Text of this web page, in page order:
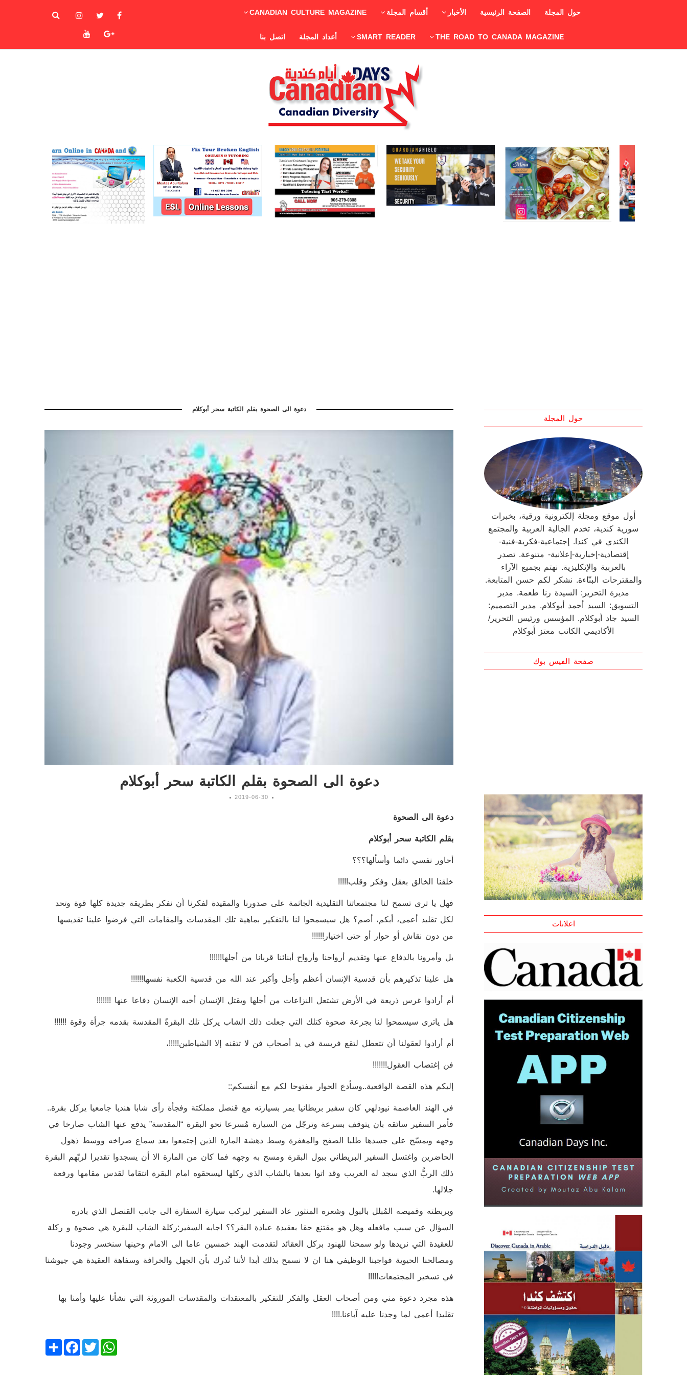
حول المجلة الصفحة الرئيسية الأخبار أقسام المجلة CANADIAN CULTURE MAGAZINE
THE ROAD TO CANADA MAGAZINE
SMART READER أعداد المجلة اتصل بنا
Facebook
Twitter
instagram
Goole+
دعوة الى الصحوة بقلم الكاتبة سحر أبوكلام
دعوة الى الصحوة بقلم الكاتبة سحر أبوكلام
2019-06-30
دعوة الى الصحوة
بقلم الكاتبة سحر أبوكلام
أحاور نفسي دائما وأسألها؟؟؟
خلقنا الخالق بعقل وفكر وقلب!!!!!
فهل يا ترى تسمح لنا مجتمعاتنا التقليدية الجاثمة على صدورنا والمقيدة لفكرنا أن نفكر بطريقة جديدة كلها قوة وتحد
لكل تقليد أعمى، أبكم، أصم؟ هل سيسمحوا لنا بالتفكير بماهية تلك المقدسات والمقامات التي فرضوا علينا تقديسها
من دون نقاش أو حوار أو حتى اختيار!!!!!!
بل وأمرونا بالدفاع عنها وتقديم أرواحنا وأرواح أبنائنا قربانا من أجلها!!!!!!
هل علينا تذكيرهم بأن قدسية الإنسان أعظم وأجل وأكبر عند الله من قدسية الكعبة نفسها!!!!!!
أم أرادوا غرس ذريعة في الأرض تشتعل النزاعات من أجلها ويقتل الإنسان أخيه الإنسان دفاعا عنها !!!!!!!
هل ياترى سيسمحوا لنا بجرعة صحوة كتلك التي جعلت ذلك الشاب يركل تلك البقرةً المقدسة بقدمه جرأة وقوة !!!!!!
أم أرادوا لعقولنا أن تتعطل لتقع فريسة في يد أصحاب فن لا تتقنه إلا الشياطين!!!!!،
فن إغتصاب العقول!!!!!!!
إليكم هذه القصة الواقعية..وسأدع الحوار مفتوحا لكم مع أنفسكم::
في الهند العاصمة نيودلهي كان سفير بريطانيا يمر بسيارته مع قنصل مملكتة وفجأة رأى شابا هنديا جامعيا يركل بقرة..
فأمر السفير سائقه بان يتوقف بسرعة وترجّل من السيارة مُسرعا نحو البقرة “المقدسة” يدفع عنها الشاب صارخا في
وجهه ويمسّح على جسدها طلبا الصفح والمغفرة وسط دهشة المارة الذين إجتمعوا بعد سماع صراخه ووسط ذهول
الحاضرين واغتسل السفير البريطاني ببول البقرة ومسح به وجهه فما كان من المارة الا أن يسجدوا تقديرا لربّهم البقرة
ذلك الربُّ الذي سجد له الغريب وقد اتوا بعدها بالشاب الذي ركلها ليسحقوه امام البقرة انتقاما لقدس مقامها ورفعة
جلالها.
وبربطته وقميصه المُبلل بالبول وشعره المنثور عاد السفير ليركب سيارة السفارة الى جانب القنصل الذي بادره
السؤال عن سبب مافعله وهل هو مقتنع حقا بعقيدة عبادة البقر؟؟ اجابه السفير:ركلة الشاب للبقرة هي صحوة و ركلة
للعقيدة التي نريدها ولو سمحنا للهنود بركل العقائد لتقدمت الهند خمسين عاما الى الامام وحينها سنخسر وجودنا
ومصالحنا الحيوية فواجبنا الوظيفي هنا ان لا نسمح بذلك أبدا لأننا نُدرك بأن الجهل والخرافة وسفاهة العقيدة هي جيوشنا
في تسخير المجتمعات!!!!!
هذه مجرد دعوة مني ومن أصحاب العقل والفكر للتفكير بالمعتقدات والمقدسات الموروثة التي نشأنا عليها وأمنا بها
تقليدا أعمى لما وجدنا عليه آباءنا.!!!!
Share
FacebookTwitter
WhatsApp
حول المجلة
أول موقع ومجلة إلكترونية ورقية، بخبرات
سورية كندية، تخدم الجالية العربية والمجتمع
الكندي في كندا. إجتماعية-فكرية-فنية-
إقتصادية-إخبارية-إعلانية- متنوعة. تصدر
بالعربية والإنكليزية. نهتم بجميع الآراء
والمقترحات البنّاءة. نشكر لكم حسن المتابعة.
مديرة التحرير: السيدة رنا طعمة. مدير
التسويق: السيد أحمد أبوكلام. مدير التصميم:
السيد جاد أبوكلام. المؤسس ورئيس التحرير/
الأكاديمي الكاتب معتز أبوكلام
صفحة الفيس بوك
اعلانات